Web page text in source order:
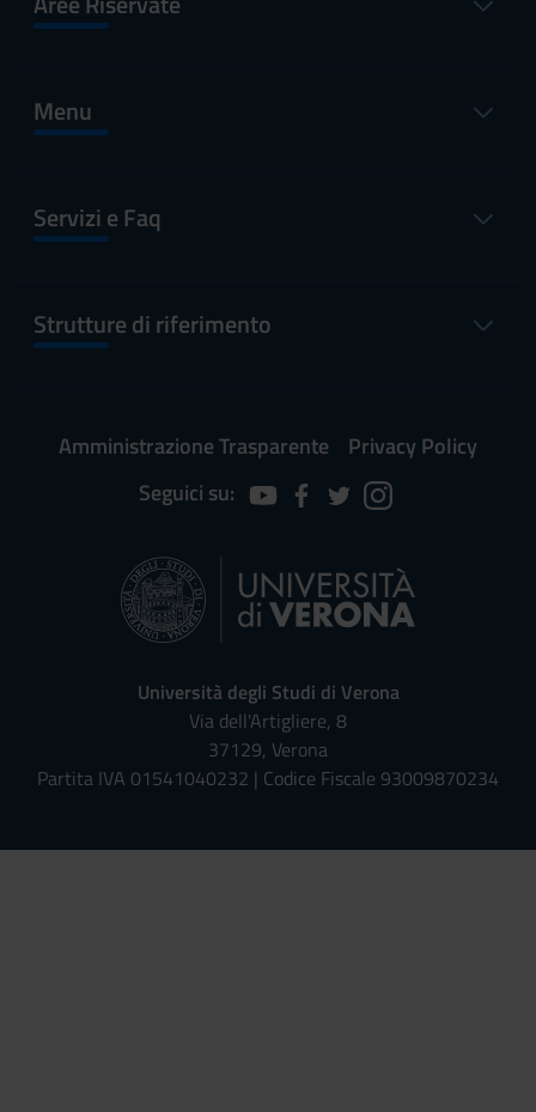
Menu
Servizi e Faq
Strutture di riferimento
Amministrazione Trasparente
Privacy Policy
Seguici su:
Università degli Studi di Verona
Via dell'Artigliere, 8
37129, Verona
Partita IVA 01541040232 | Codice Fiscale 93009870234